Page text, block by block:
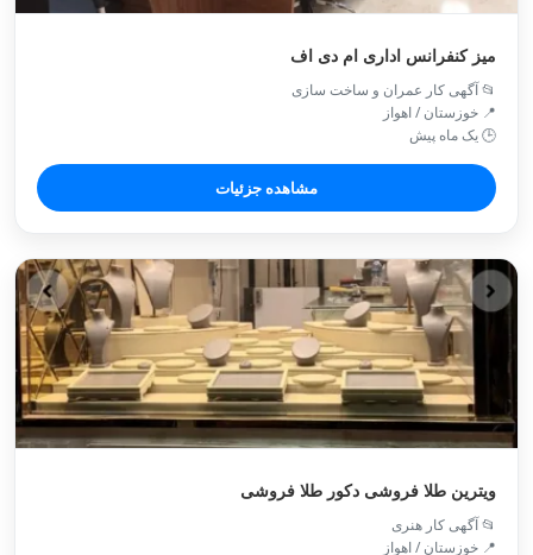
میز کنفرانس اداری ام دی اف
📂 آگهی کار عمران و ساخت سازی
📍 خوزستان / اهواز
🕒 یک ماه پیش
مشاهده جزئیات
ویترین طلا فروشی دکور طلا فروشی
📂 آگهی کار هنری
📍 خوزستان / اهواز